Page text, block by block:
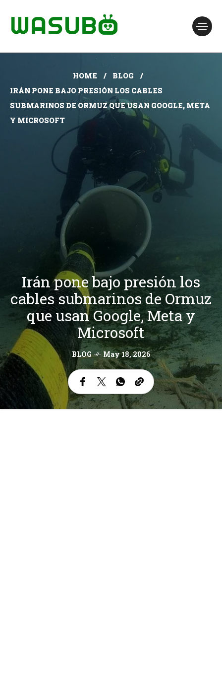
HOME
BLOG
IRÁN PONE BAJO PRESIÓN LOS CABLES
SUBMARINOS DE ORMUZ QUE USAN GOOGLE, META
Y MICROSOFT
Irán pone bajo presión los
cables submarinos de Ormuz
que usan Google, Meta y
Microsoft
BLOG May 18, 2026